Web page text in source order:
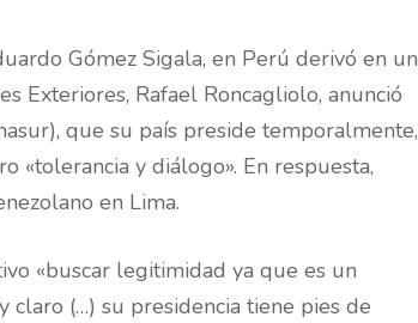
Gómez Sigala, en Perú derivó en un
Exteriores, Rafael Roncagliolo, anunció
que su país preside temporalmente,
«tolerancia y diálogo». En respuesta,
en Lima.
«buscar legitimidad ya que es un
(…) su presidencia tiene pies de